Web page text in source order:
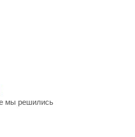
мы решились